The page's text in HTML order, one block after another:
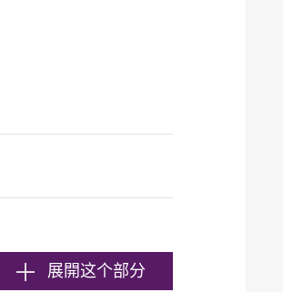
展開这个部分